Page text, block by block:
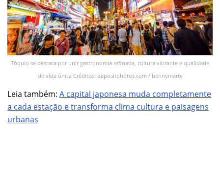
Tóquio se destaca por unir gastronomia refinada, cultura vibrante e qualidade
de vida única Créditos: depositphotos.com / bennymarty
Leia também: A capital japonesa muda completamente
a cada estação e transforma clima cultura e paisagens
urbanas